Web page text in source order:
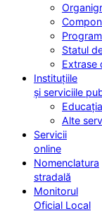
Statul
Extrase
Instituțiile
și serviciile
Educația
Alte
Servicii
online
Nomenclatura
stradală
Monitorul
Oficial Local